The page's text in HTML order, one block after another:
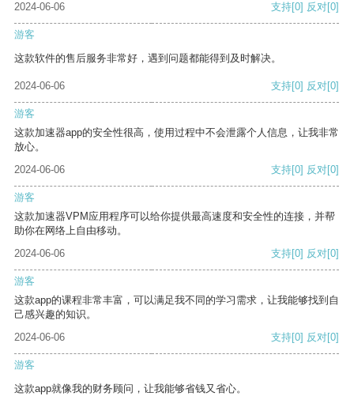
2024-06-06
支持[0] 反对[0]
游客
这款软件的售后服务非常好，遇到问题都能得到及时解决。
2024-06-06 支持[0] 反对[0]
游客
这款加速器app的安全性很高，使用过程中不会泄露个人信息，让我非常
放心。
2024-06-06
支持[0] 反对[0]
游客
这款加速器VPM应用程序可以给你提供最高速度和安全性的连接，并帮
助你在网络上自由移动。
2024-06-06
支持[0] 反对[0]
游客
这款app的课程非常丰富，可以满足我不同的学习需求，让我能够找到自
己感兴趣的知识。
2024-06-06
支持[0] 反对[0]
游客
这款app就像我的财务顾问，让我能够省钱又省心。